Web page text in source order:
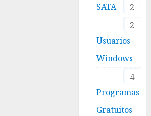
2
SATA
2
Usuarios
Windows
4
Programas
Gratuitos